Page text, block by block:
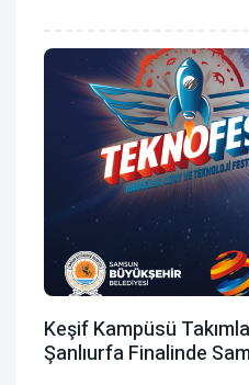
Keşif Kampüsü
Şanlıurfa Finalinde